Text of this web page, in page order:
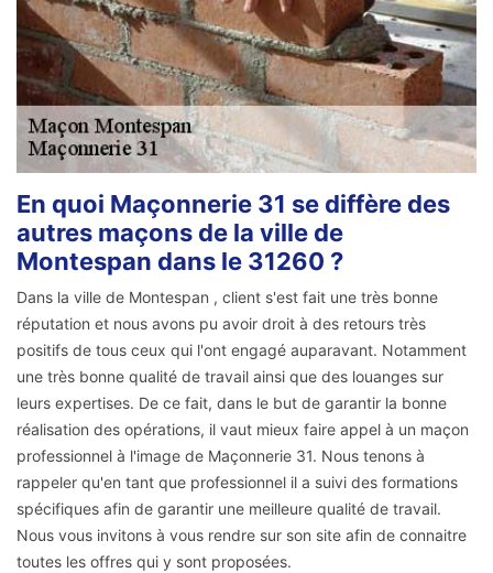
En quoi Maçonnerie 31 se diffère des
autres maçons de la ville de
Montespan dans le 31260 ?
Dans la ville de Montespan , client s'est fait une très bonne
réputation et nous avons pu avoir droit à des retours très
positifs de tous ceux qui l'ont engagé auparavant. Notamment
une très bonne qualité de travail ainsi que des louanges sur
leurs expertises. De ce fait, dans le but de garantir la bonne
réalisation des opérations, il vaut mieux faire appel à un maçon
professionnel à l'image de Maçonnerie 31. Nous tenons à
rappeler qu'en tant que professionnel il a suivi des formations
spécifiques afin de garantir une meilleure qualité de travail.
Nous vous invitons à vous rendre sur son site afin de connaitre
toutes les offres qui y sont proposées.